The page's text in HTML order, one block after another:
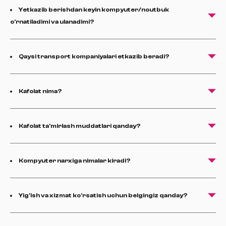
Yetkazib berishdan keyin kompyuter/noutbuk
o'rnatiladimi va ulanadimi?
Qaysi transport kompaniyalari etkazib beradi?
Kafolat nima?
Kafolat ta'mirlash muddatlari qanday?
Kompyuter narxiga nimalar kiradi?
Yig'ish va xizmat ko'rsatish uchun belgingiz qanday?